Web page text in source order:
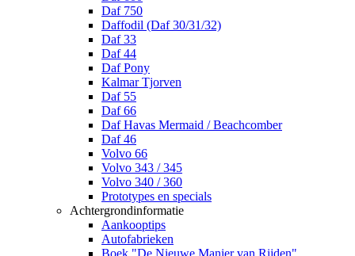
Daf 750
Daffodil (Daf 30/31/32)
Daf 33
Daf 44
Daf Pony
Kalmar Tjorven
Daf 55
Daf 66
Daf Havas Mermaid / Beachcomber
Daf 46
Volvo 66
Volvo 343 / 345
Volvo 340 / 360
Prototypes en specials
Achtergrondinformatie
Aankooptips
Autofabrieken
Boek "De Nieuwe Manier van Rijden"